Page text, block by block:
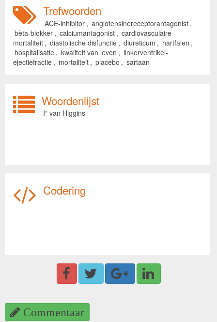
Trefwoorden
ACE-inhibitor , angiotensinereceptorantagonist ,
bèta-blokker , calciumantagonist , cardiovasculaire
mortaliteit , diastolische disfunctie , diureticum , hartfalen ,
hospitalisatie , kwaliteit van leven , linkerventrikel-
ejectiefractie , mortaliteit , placebo , sartaan
Woordenlijst
I² van Higgins
Codering
Commentaar